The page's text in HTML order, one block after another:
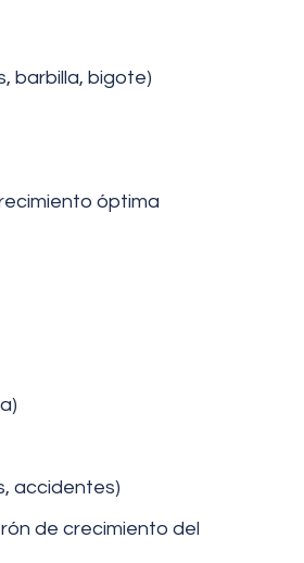
barbilla, bigote)
óptima
accidentes)
de crecimiento del